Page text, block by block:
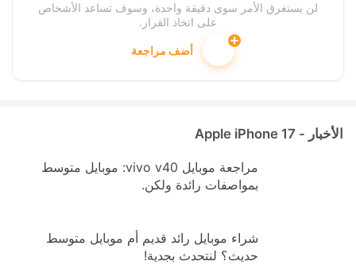
لن يستغرق الأمر سوى دقيقة واحدة، وسوف تساعد الأشخاص
على اتخاذ القرار.
أضف مراجعة
الأخبار - Apple iPhone 17
مراجعة موبايل vivo v40: موبايل متوسط
بمواصفات رائدة ولكن.
شراء موبايل رائد قديم أم موبايل متوسط
حديث؟ لنتحدث بجدية!